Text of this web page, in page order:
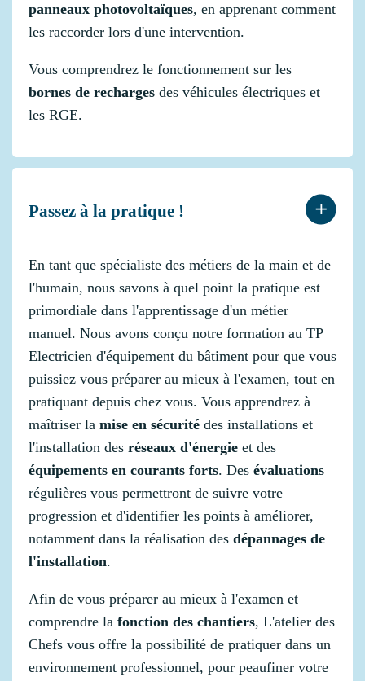
panneaux photovoltaïques, en apprenant comment
les raccorder lors d'une intervention.
Vous comprendrez le fonctionnement sur les
bornes de recharges des véhicules électriques et
les RGE.
Passez à la pratique !
En tant que spécialiste des métiers de la main et de
l'humain, nous savons à quel point la pratique est
primordiale dans l'apprentissage d'un métier
manuel. Nous avons conçu notre formation au TP
Electricien d'équipement du bâtiment pour que vous
puissiez vous préparer au mieux à l'examen, tout en
pratiquant depuis chez vous. Vous apprendrez à
maîtriser la mise en sécurité des installations et
l'installation des réseaux d'énergie et des
équipements en courants forts. Des évaluations
régulières vous permettront de suivre votre
progression et d'identifier les points à améliorer,
notamment dans la réalisation des dépannages de
l'installation.
Afin de vous préparer au mieux à l'examen et
comprendre la fonction des chantiers, L'atelier des
Chefs vous offre la possibilité de pratiquer dans un
environnement professionnel, pour peaufiner votre